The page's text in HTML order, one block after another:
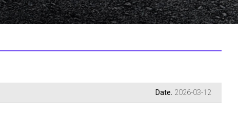
Date. 2026-03-12